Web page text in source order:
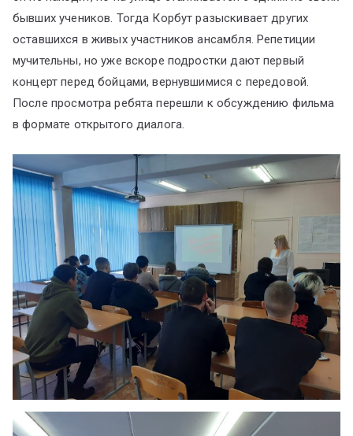
бывших учеников. Тогда Корбут разыскивает других
оставшихся в живых участников ансамбля. Репетиции
мучительны, но уже вскоре подростки дают первый
концерт перед бойцами, вернувшимися с передовой.
После просмотра ребята перешли к обсуждению фильма
в формате открытого диалога.